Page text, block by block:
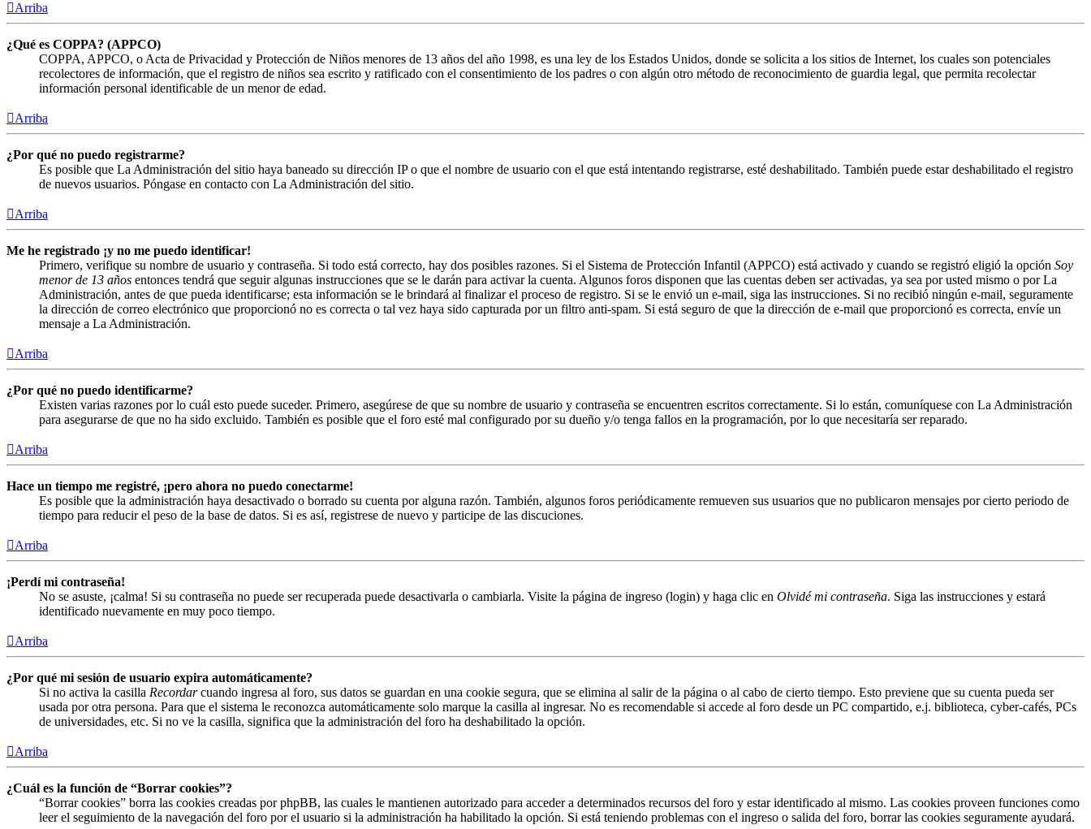
Arriba
¿Qué es COPPA? (APPCO)
COPPA, APPCO, o Acta de Privacidad y Protección de Niños menores de 13 años del año 1998, es una ley de los Estados Unidos, donde se solicita a los sitios de Internet, los cuales son potenciales
recolectores de información, que el registro de niños sea escrito y ratificado con el consentimiento de los padres o con algún otro método de reconocimiento de guardia legal, que permita recolectar
información personal identificable de un menor de edad.
Arriba
¿Por qué no puedo registrarme?
Es posible que La Administración del sitio haya baneado su dirección IP o que el nombre de usuario con el que está intentando registrarse, esté deshabilitado. También puede estar deshabilitado el registro
de nuevos usuarios. Póngase en contacto con La Administración del sitio.
Arriba
Me he registrado ¡y no me puedo identificar!
Primero, verifique su nombre de usuario y contraseña. Si todo está correcto, hay dos posibles razones. Si el Sistema de Protección Infantil (APPCO) está activado y cuando se registró eligió la opción Soy
menor de 13 años entonces tendrá que seguir algunas instrucciones que se le darán para activar la cuenta. Algunos foros disponen que las cuentas deben ser activadas, ya sea por usted mismo o por La
Administración, antes de que pueda identificarse; esta información se le brindará al finalizar el proceso de registro. Si se le envió un e-mail, siga las instrucciones. Si no recibió ningún e-mail, seguramente
la dirección de correo electrónico que proporcionó no es correcta o tal vez haya sido capturada por un filtro anti-spam. Si está seguro de que la dirección de e-mail que proporcionó es correcta, envíe un
mensaje a La Administración.
Arriba
¿Por qué no puedo identificarme?
Existen varias razones por lo cuál esto puede suceder. Primero, asegúrese de que su nombre de usuario y contraseña se encuentren escritos correctamente. Si lo están, comuníquese con La Administración
para asegurarse de que no ha sido excluido. También es posible que el foro esté mal configurado por su dueño y/o tenga fallos en la programación, por lo que necesitaría ser reparado.
Arriba
Hace un tiempo me registré, ¡pero ahora no puedo conectarme!
Es posible que la administración haya desactivado o borrado su cuenta por alguna razón. También, algunos foros periódicamente remueven sus usuarios que no publicaron mensajes por cierto periodo de
tiempo para reducir el peso de la base de datos. Si es así, registrese de nuevo y participe de las discuciones.
Arriba
¡Perdí mi contraseña!
No se asuste, ¡calma! Si su contraseña no puede ser recuperada puede desactivarla o cambiarla. Visite la página de ingreso (login) y haga clic en Olvidé mi contraseña. Siga las instrucciones y estará
identificado nuevamente en muy poco tiempo.
Arriba
¿Por qué mi sesión de usuario expira automáticamente?
Si no activa la casilla Recordarcuando ingresa al foro, sus datos se guardan en una cookie segura, que se elimina al salir de la página o al cabo de cierto tiempo. Esto previene que su cuenta pueda ser
usada por otra persona. Para que el sistema le reconozca automáticamente solo marque la casilla al ingresar. No es recomendable si accede al foro desde un PC compartido, e.j. biblioteca, cyber-cafés, PCs
de universidades, etc. Si no ve la casilla, significa que la administración del foro ha deshabilitado la opción.
Arriba
¿Cuál es la función de “Borrar cookies”?
“Borrar cookies” borra las cookies creadas por phpBB, las cuales le mantienen autorizado para acceder a determinados recursos del foro y estar identificado al mismo. Las cookies proveen funciones como
leer el seguimiento de la navegación del foro por el usuario si la administración ha habilitado la opción. Si está teniendo problemas con el ingreso o salida del foro, borrar las cookies seguramente ayudará.